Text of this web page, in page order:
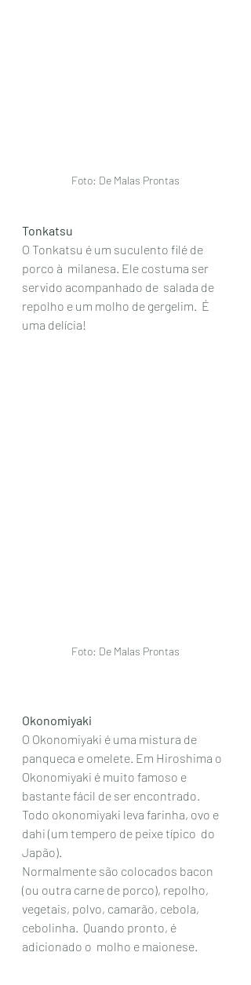
Foto: De Malas Prontas
Tonkatsu
O Tonkatsu é um suculento filé de
porco à  milanesa. Ele costuma ser
servido acompanhado de  salada de
repolho e um molho de gergelim.  É
uma delícia!
Foto: De Malas Prontas
Okonomiyaki
O Okonomiyaki é uma mistura de
panqueca e omelete. Em Hiroshima o
Okonomiyaki é muito famoso e
bastante fácil de ser encontrado.
Todo okonomiyaki leva farinha, ovo e
dahi (um tempero de peixe típico  do
Japão).
Normalmente são colocados bacon
(ou outra carne de porco), repolho,
vegetais, polvo, camarão, cebola,
cebolinha.  Quando pronto, é
adicionado o  molho e maionese.